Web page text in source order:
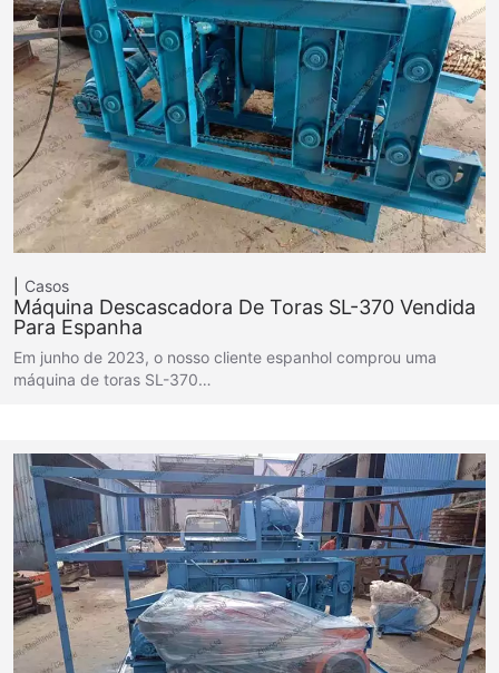
Casos
Máquina Descascadora De Toras SL-370 Vendida
Para Espanha
Em junho de 2023, o nosso cliente espanhol comprou uma
máquina de toras SL-370…